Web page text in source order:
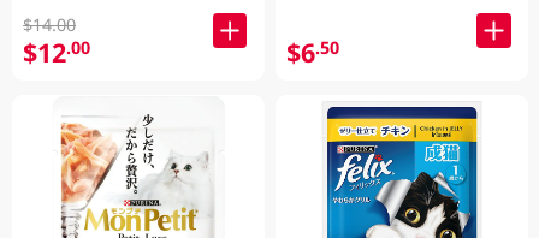
$14.00
$12.00 $6.50